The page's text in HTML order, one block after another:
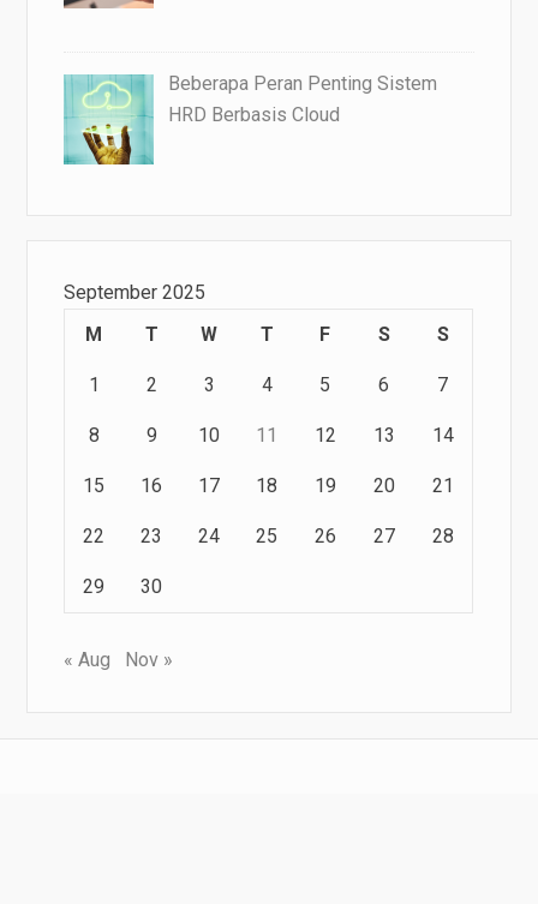
Beberapa Peran Penting Sistem
HRD Berbasis Cloud
September 2025
M
T W T F S S
1 2 3 4 5 6 7
8 9 10 11 12 13 14
15 16 17 18 19 20 21
22 23 24 25 26 27 28
29 30
« Aug Nov »